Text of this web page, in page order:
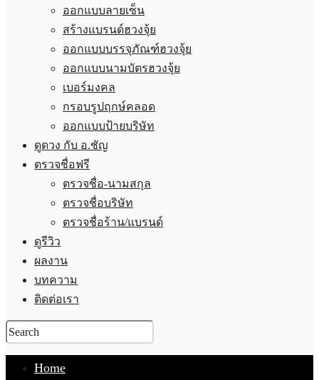
ออกแบบลายเซ็น
สร้างแบรนด์ฮวงจุ้ย
ออกแบบบรรจุภัณฑ์ฮวงจุ้ย
ออกแบบนามบัตรฮวงจุ้ย
เบอร์มงคล
กรอบรูปฤกษ์คลอด
ออกแบบป้ายบริษัท
ดูดวง กับ อ.ชัญ
ตรวจชื่อฟรี
ตรวจชื่อ-นามสกุล
ตรวจชื่อบริษัท
ตรวจชื่อร้าน/แบรนด์
ดูรีวิว
ผลงาน
บทความ
ติดต่อเรา
Home